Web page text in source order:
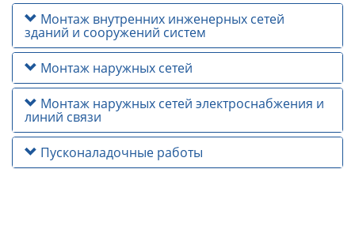
Монтаж внутренних инженерных сетей
зданий и сооружений систем
Монтаж наружных сетей
Монтаж наружных сетей электроснабжения и
линий связи
Пусконаладочные работы